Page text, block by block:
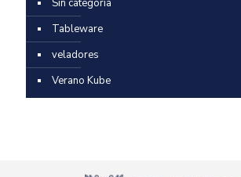
Sin categoría
Tableware
veladores
Verano Kube